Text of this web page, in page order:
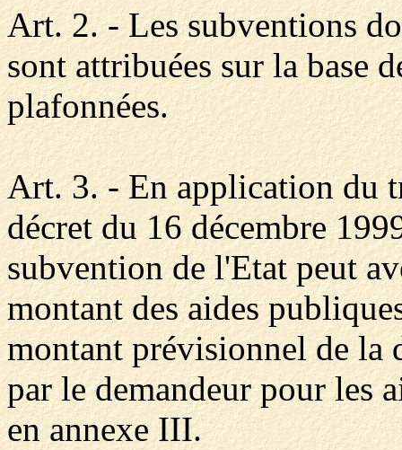
Art. 2. - Les subventions
sont attribuées sur la base
plafonnées.
Art. 3. - En application du
décret du 16 décembre
subvention de l'Etat peut
montant des aides
montant prévisionnel de la
par le demandeur pour les
en annexe III.